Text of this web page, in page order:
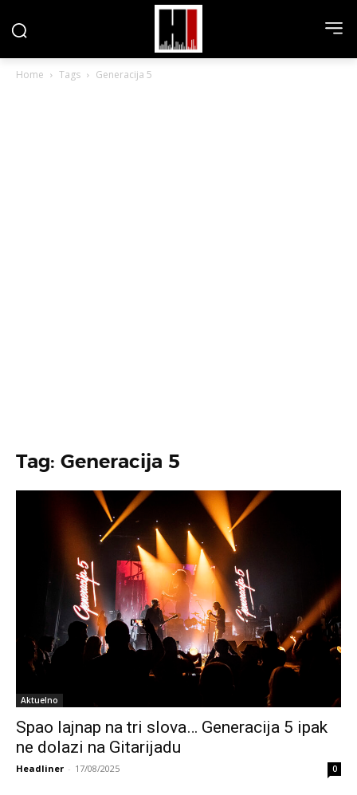
Home Tags Generacija 5
Tag: Generacija 5
Aktuelno
Spao lajnap na tri slova… Generacija 5 ipak
ne dolazi na Gitarijadu
Headliner - 17/08/2025 0